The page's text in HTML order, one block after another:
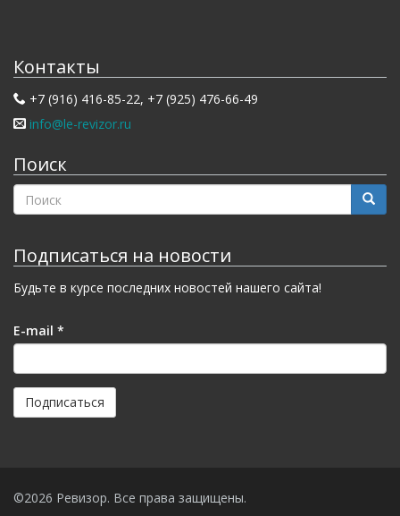
Контакты
+7 (916) 416-85-22, +7 (925) 476-66-49
info@le-revizor.ru
Поиск
ФОРМА
ПОИСКА
Подписаться на новости
Будьте в курсе последних новостей нашего сайта!
E-mail *
Подписаться
©2026 Ревизор. Все права защищены.